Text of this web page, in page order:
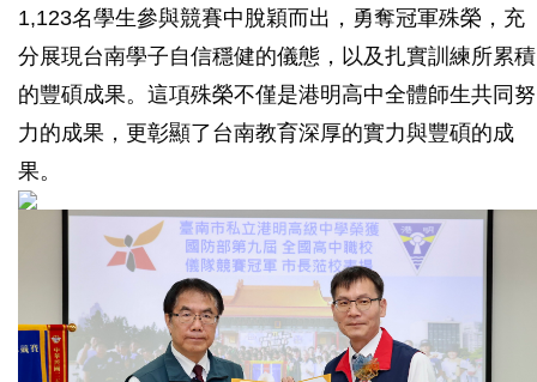
1,123名學生參與競賽中脫穎而出，勇奪冠軍殊榮，充
分展現台南學子自信穩健的儀態，以及扎實訓練所累積
的豐碩成果。這項殊榮不僅是港明高中全體師生共同努
力的成果，更彰顯了台南教育深厚的實力與豐碩的成
果。